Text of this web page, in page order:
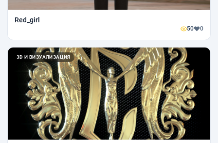
Red_girl
50 0
3D И ВИЗУАЛИЗАЦИЯ